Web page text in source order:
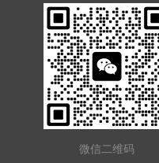
微信二维码